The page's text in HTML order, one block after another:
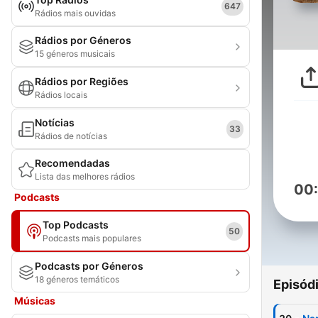
Rádios mais ouvidas
647
Rádios por Géneros
15 géneros musicais
Rádios por Regiões
Rádios locais
Notícias
Rádios de notícias
33
Recomendadas
Lista das melhores rádios
Podcasts
Top Podcasts
Podcasts mais populares
50
Podcasts por Géneros
18 géneros temáticos
Músicas